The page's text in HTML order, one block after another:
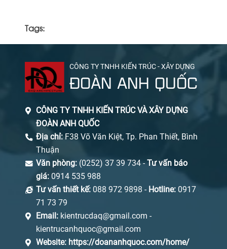
Tags:
CÔNG TY TNHH KIẾN TRÚC - XÂY DỰNG
ĐOÀN ANH QUỐC
CÔNG TY TNHH KIẾN TRÚC VÀ XÂY DỰNG
ĐOÀN ANH QUỐC
Địa chỉ:F38 Võ Văn Kiệt, Tp. Phan Thiết, Bình
Thuận
Văn phòng: (0252) 37 39 734 -Tư vấn báo
giá: 0914 535 988
Tư vấn thiết kế: 088 972 9898 - Hotline: 0917
71 73 79
Email: kientrucdaq@gmail.com -
kientrucanhquoc@gmail.com
Website: https://doananhquoc.com/home/